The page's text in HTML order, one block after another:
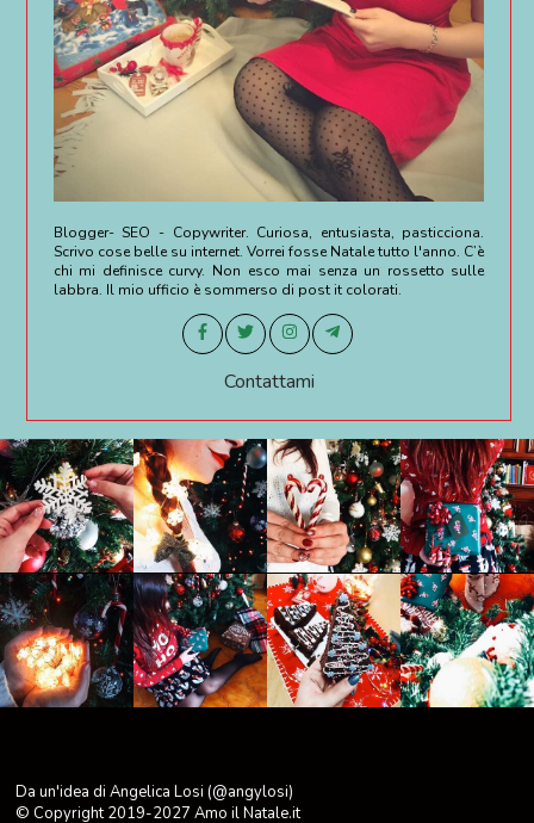
Blogger- SEO - Copywriter. Curiosa, entusiasta, pasticciona.
Scrivo cose belle su internet. Vorrei fosse Natale tutto l'anno. C’è
chi mi definisce curvy. Non esco mai senza un rossetto sulle
labbra. Il mio ufficio è sommerso di post it colorati.
Contattami
Da un'idea di Angelica Losi (@angylosi)
© Copyright 2019-2027Amo il Natale.it